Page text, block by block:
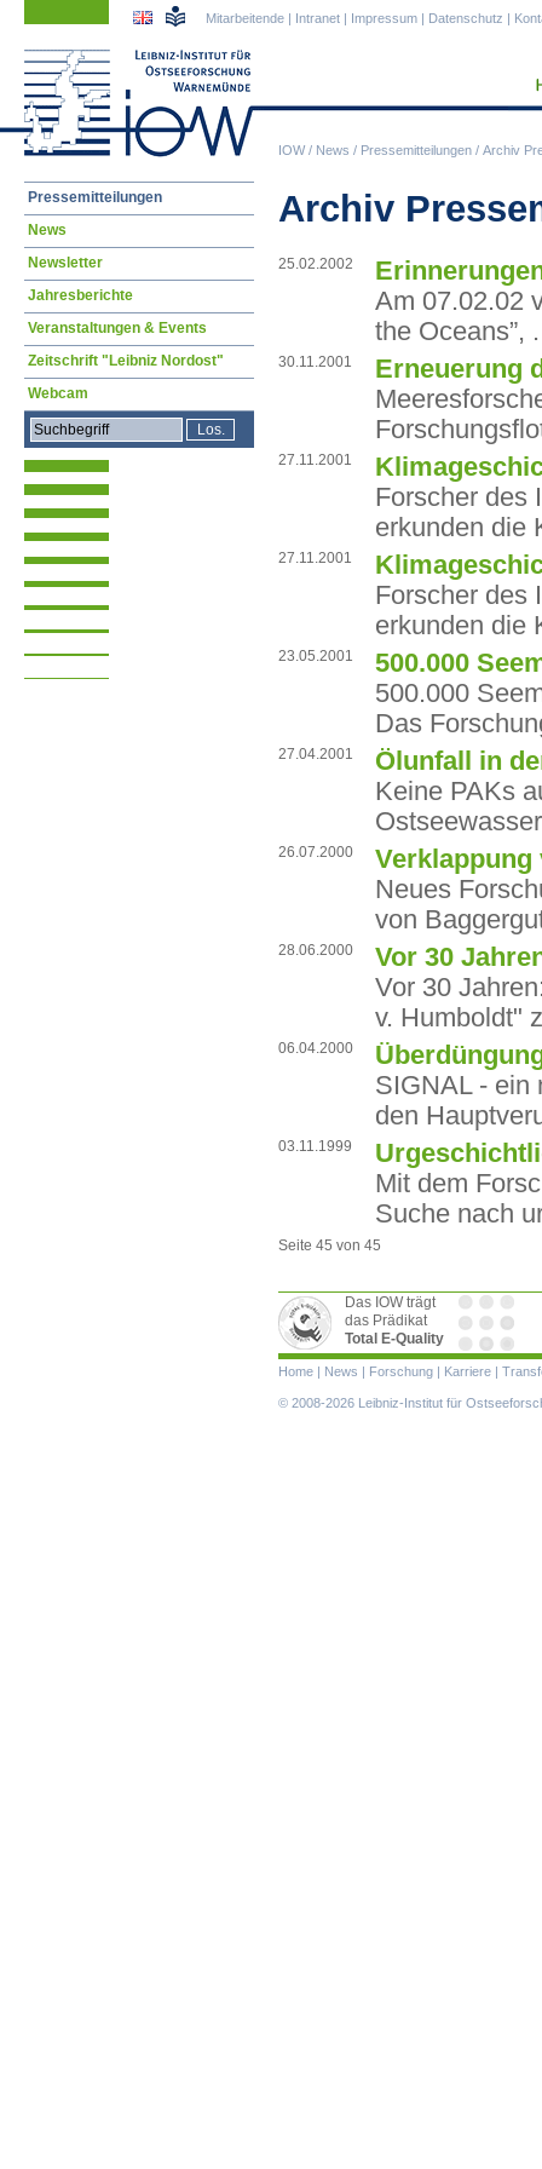
IOW/ News / Pressemitteilungen / Archiv
Mitarbeitende | Intranet | Impressum | Datenschutz |
Archiv
25.02.2002
Am 07.02.02
the Oceans”,
30.11.2001
Erneuerung
27.11.2001
Forscher des
erkunden die
27.11.2001
Forscher des
erkunden die
23.05.2001
500.000
500.000
Das
27.04.2001
Ölunfall in
Keine PAKs
26.07.2000
Verklappung
Neues
von
28.06.2000
Vor 30
Vor 30
v. Humboldt"
06.04.2000
SIGNAL - ein
den
03.11.1999
Mit dem
Suche nach
Seite 45 von 45
Navigation
Pressemitteilungen
News
Newsletter
Jahresberichte
Veranstaltungen & Events
Zeitschrift "Leibniz Nordost"
Webcam
Das IOW trägt
das Prädikat
Total E-Quality
Navigation
überspringen
Home | News | Forschung | Karriere |
© 2008-2026 Leibniz-Institut für